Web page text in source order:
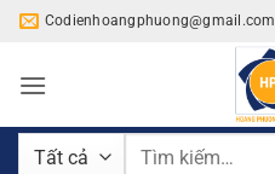
Bỏ
nội
Codienhoangphuong@gmail.com
Tìm